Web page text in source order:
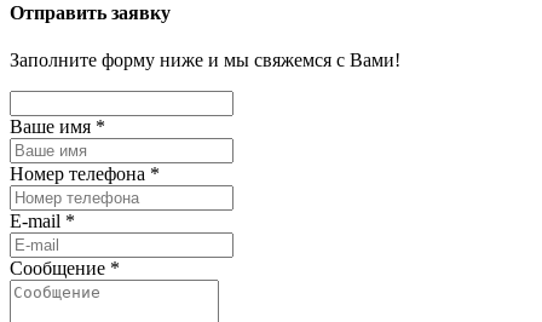
Отправить заявку
Заполните форму ниже и мы свяжемся с Вами!
Ваше имя *
Номер телефона *
E-mail *
Сообщение *